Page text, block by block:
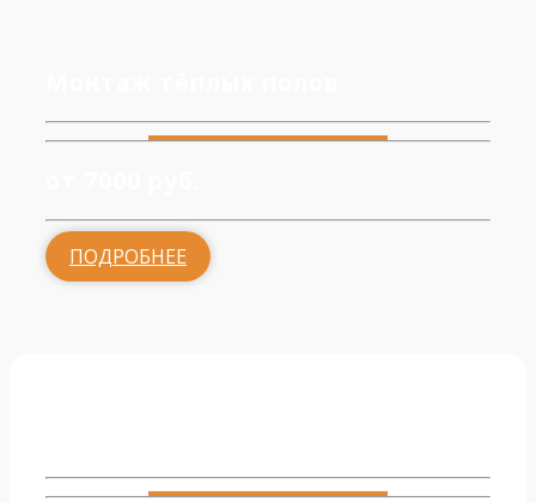
ПОДРОБНЕЕ